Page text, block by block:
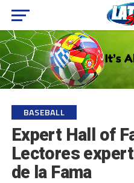
BASEBALL
Expert Hall of
Lectores
de la Fama